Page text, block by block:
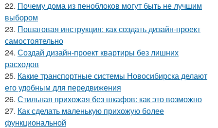
22. Почему дома из пеноблоков могут быть не лучшим
выбором
23. Пошаговая инструкция: как создать дизайн-проект
самостоятельно
24. Создай дизайн-проект квартиры без лишних
расходов
25. Какие транспортные системы Новосибирска делают
его удобным для передвижения
26. Стильная прихожая без шкафов: как это возможно
27. Как сделать маленькую прихожую более
функциональной